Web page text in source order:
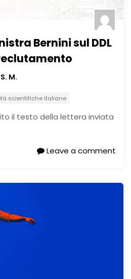
Bernini sul DDL
S. M.
scientifiche italiane
il testo della lettera inviata
Leave a comment